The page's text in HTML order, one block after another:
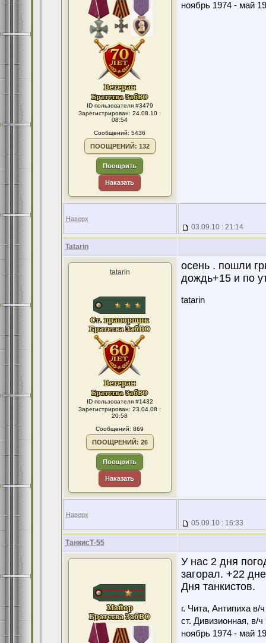
ID пользователя #3479
Зарегистрирован: 24.08.10 :
08:54
Сообщений: 5436
ПООЩРЕНИЙ: 132
Поощрить
Наказать
ноябрь 1974 - май
Наверх
03.09.10 : 21:14
Tatarin
tatarin
ID пользователя #1432
Зарегистрирован: 23.04.08 :
20:58
Сообщений: 869
ПООЩРЕНИЙ: 26
Поощрить
Наказать
осень . пошли
дождь+15 и по
tatarin
Наверх
05.09.10 : 16:33
ТанкисТ-55
У нас 2 дня
загорал. +22
Дня танкистов.
г. Чита, Антипиха в/
ст. Дивизионная, в/ч
ноябрь 1974 - май